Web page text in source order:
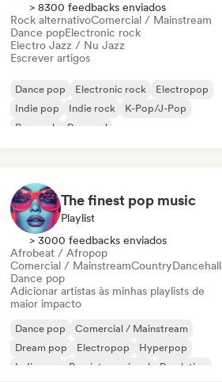
> 8300 feedbacks enviados
Rock alternativoComercial / Mainstream
Dance popElectronic rock
Electro Jazz / Nu Jazz
Escrever artigos
Dance pop Electronic rock
Electropop
Indie pop
Indie rock
K-Pop/J-Pop
Pop rock
Pop soul
The finest pop music
Playlist
> 3000 feedbacks enviados
Afrobeat / Afropop
Comercial / MainstreamCountryDancehall
Dance pop
Adicionar artistas às minhas playlists de
maior impacto
Dance pop
Comercial / Mainstream
Dream pop
Electropop
Hyperpop
Indie pop
Pop internacional Pop latino